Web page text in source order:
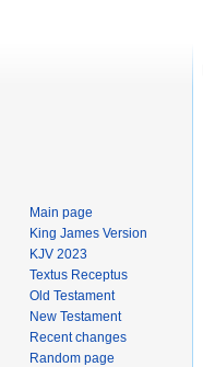
Main page
King James Version
KJV 2023
Textus Receptus
Old Testament
New Testament
Recent changes
Random page